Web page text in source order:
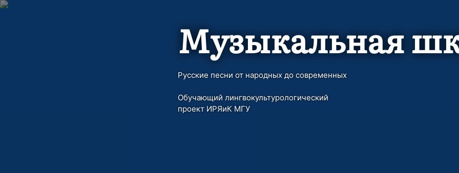
Музыкальная
Русские песни от народных до современных
Обучающий лингвокультурологический
проект ИРЯиК МГУ